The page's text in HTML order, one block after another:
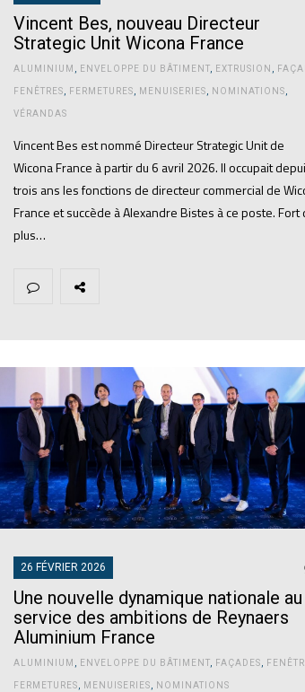
Vincent Bes, nouveau Directeur
Strategic Unit Wicona France
ALUMINIUM ENVELOPPE DU BÂTIMENT, EXTRUSION
FENÊTRES FERMETURES MENUISERIES NOMINATIONS
VÉRANDAS
Vincent Bes est nommé Directeur Strategic Unit de
Wicona France à partir du 6 avril 2026. Il occupait
trois ans les fonctions de directeur commercial de
France et succède à Alexandre Bistes à ce poste. Fort
plus…
26 FÉVRIER 2026
Une nouvelle dynamique nationale au
service des ambitions de Reynaers
Aluminium France
ALUMINIUM ENVELOPPE DU BÂTIMENT, FAÇADES
FERMETURES MENUISERIES NOMINATIONS